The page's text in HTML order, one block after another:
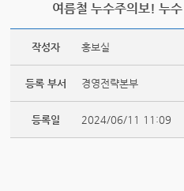
여름철 누수주의보! 누
작성자 홍보실
등록 부서 경영전략본부
등록일 2024/06/11 11:09